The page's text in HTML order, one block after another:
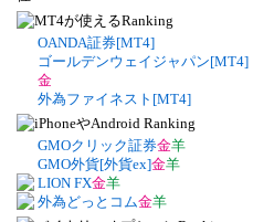
OANDA証券[MT4]
ゴールデンウェイジャパン[MT4]
金
外為ファイネスト[MT4]
GMOクリック証券金羊
GMO外貨[外貨ex]金羊
LION FX金羊
外為どっとコム金羊